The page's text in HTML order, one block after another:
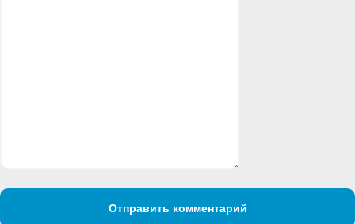
Отправить комментарий